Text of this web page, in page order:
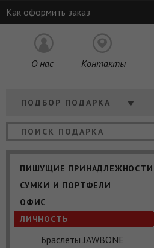
Как оформить заказ
О нас Контакты
ПОДБОР ПОДАРКА
Отрасль
ПИШУЩИЕ ПРИНАДЛЕЖНОСТИ
СУМКИ И ПОРТФЕЛИ
ОФИС
ЛИЧНОСТЬ
Браслеты JAWBONE